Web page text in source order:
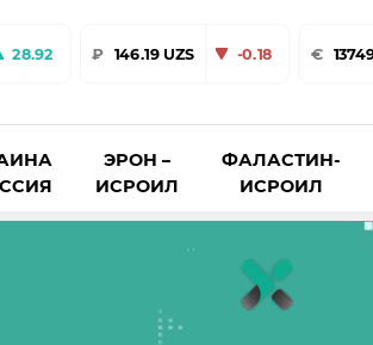
28.92 ₽ 146.19 UZS -0.18 €
ЭРОН –
ИСРОИЛ
ФАЛАСТИН-
ИСРОИЛ